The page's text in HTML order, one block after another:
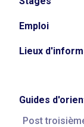
Emploi
Lieux
Guides
Post